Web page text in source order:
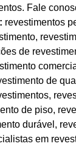
Fale
revestimentos
de
de
de piso,
durável,
em